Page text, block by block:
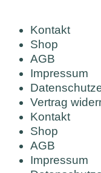
Kontakt
Shop
AGB
Impressum
Vertrag
Kontakt
Shop
AGB
Impressum